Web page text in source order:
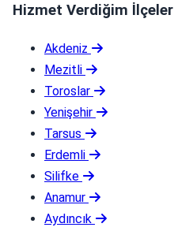
Hizmet Verdiğim İlçeler
Akdeniz
Mezitli
Toroslar
Yenişehir
Tarsus
Erdemli
Silifke
Anamur
Aydıncık